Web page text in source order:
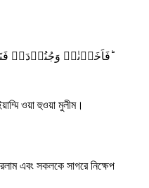
فَاَخَذۡنٰہُ وَجُنُوۡدَہٗ فَنَبَذۡنٰہُمۡ فِی الۡیَمِّ وَہُوَ مُلِیۡمٌ ؕ
ওয়া হুওয়া মুলীম।
এবং সকলকে সাগরে নিক্ষেপ